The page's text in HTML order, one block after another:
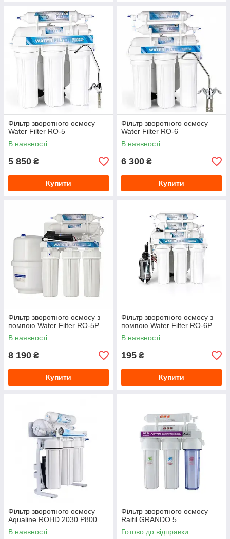
Фільтр зворотного осмосу
Water Filter RO-5
В наявності
5 850 ₴
Купити
Фільтр зворотного осмосу
Water Filter RO-6
В наявності
6 300 ₴
Купити
Фільтр зворотного осмосу з
помпою Water Filter RO-5Р
В наявності
8 190 ₴
Купити
Фільтр зворотного осмосу з
помпою Water Filter RO-6Р
В наявності
195 ₴
Купити
Фільтр зворотного осмосу
Aqualine ROHD 2030 P800
В наявності
Фільтр зворотного осмосу
Raifil GRANDO 5
Готово до відправки